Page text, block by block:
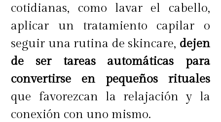
¡Un paso más en tu rutina diaria
marcará la diferencia! Este nuevo
producto es un polvo que fija el
maquillaje, controla el brillo y su
fórmula suave brinda un acabado
mate y natural, sin dejar la piel seca
cotidianas, como lavar el cabello,
aplicar un tratamiento capilar o
seguir una rutina de skincare, dejen
de ser tareas automáticas para
convertirse en pequeños rituales
que favorezcan la relajación y la
conexión con uno mismo.